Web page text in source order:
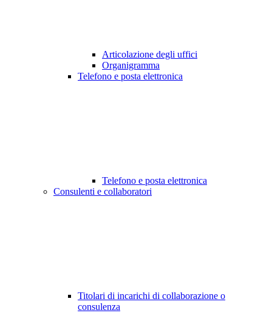
Articolazione degli uffici
Organigramma
Telefono e posta elettronica
Telefono e posta elettronica
Consulenti e collaboratori
Titolari di incarichi di collaborazione o
consulenza